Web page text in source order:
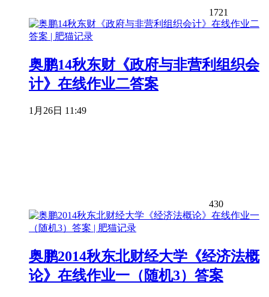
1721
奥鹏14秋东财《政府与非营利组织会
计》在线作业二答案
1月26日 11:49
430
奥鹏2014秋东北财经大学《经济法概
论》在线作业一（随机3）答案